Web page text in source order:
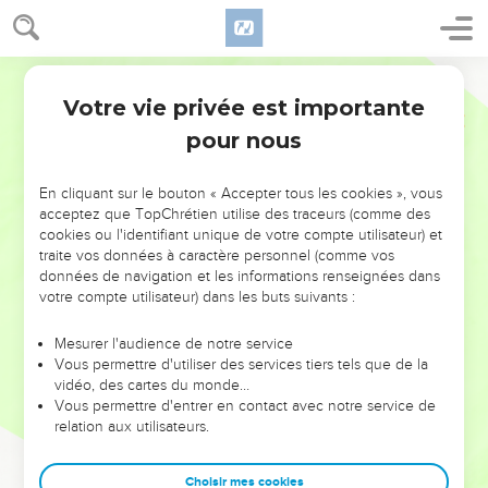
NE MANQUEZ PAS L’ÉVÉNEMENT
DE L’ANNÉE !
ET SI LEURS ERREURS POUVAIENT VOUS ÉVITER LES
VOTRES ?
leur foi ou leur vision. Mais on voit moins les doutes, les erreurs
et les saisons difficiles qu'ils ont traversés, alors même que ce
sont elles qui les ont façonnés.
Dans cette conférence, leaders, entrepreneurs, et responsables
clés pour avancer avec plus de sagesse afin que leurs erreurs
Votre vie privée est importante
pour nous
En cliquant sur le bouton « Accepter tous les cookies », vous
acceptez que TopChrétien utilise des traceurs (comme des
cookies ou l'identifiant unique de votre compte utilisateur) et
traite vos données à caractère personnel (comme vos
données de navigation et les informations renseignées dans
votre compte utilisateur) dans les buts suivants :
Mesurer l'audience de notre service
Vous permettre d'utiliser des services tiers tels que de la
vidéo, des cartes du monde…
Vous permettre d'entrer en contact avec notre service de
relation aux utilisateurs.
Choisir mes cookies